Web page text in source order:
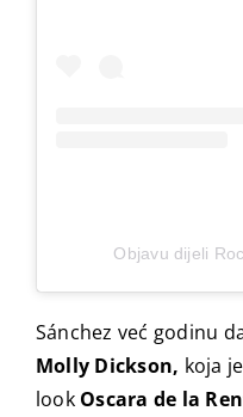
Objavu dijeli
Sánchez već godinu
Molly Dickson, koja
look Oscara de la